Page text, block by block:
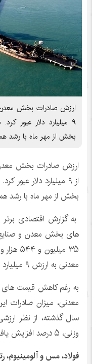
ارزش صادرات بخش معدن
۹ میلیارد دلار عبور
بخش از مهر ماه با رشد
ارزش صادرات بخش معدن
از ۹ میلیارد دلار
بخش از مهر ماه با رشد
به گزارش اقتصادی
های بخش معدن و صنایع
معدنی به ارزش ۹ میلیارد و ۹۸ میلیون و ۵۰۰ هزار دلار صادر کردند.
به رغم کاهش قیمت
معدنی، میزان صادرات
وزنی، ۵ درصد افزایش یافته است.
فولاد، مس و